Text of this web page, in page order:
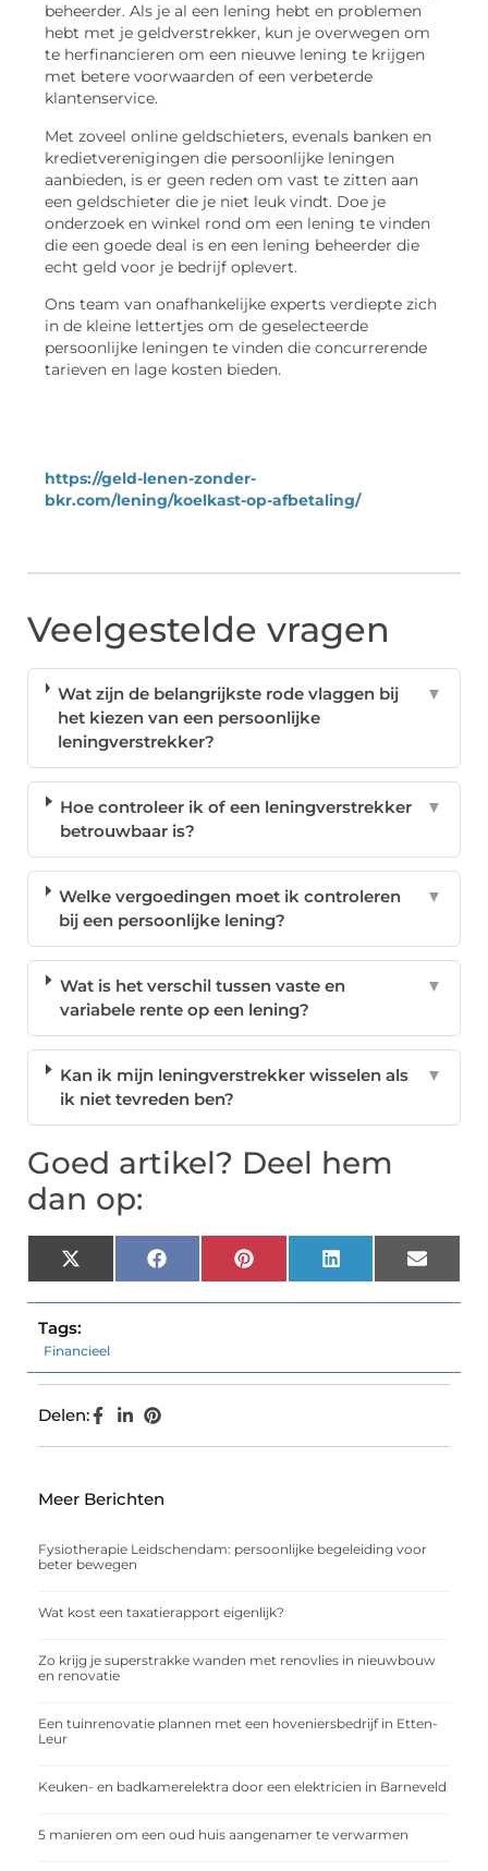
beheerder. Als je al een lening hebt en problemen
hebt met je geldverstrekker, kun je overwegen om
te herfinancieren om een nieuwe lening te krijgen
met betere voorwaarden of een verbeterde
klantenservice.
Met zoveel online geldschieters, evenals banken en
kredietverenigingen die persoonlijke leningen
aanbieden, is er geen reden om vast te zitten aan
een geldschieter die je niet leuk vindt. Doe je
onderzoek en winkel rond om een lening te vinden
die een goede deal is en een lening beheerder die
echt geld voor je bedrijf oplevert.
Ons team van onafhankelijke experts verdiepte zich
in de kleine lettertjes om de geselecteerde
persoonlijke leningen te vinden die concurrerende
tarieven en lage kosten bieden.
https://geld-lenen-zonder-
bkr.com/lening/koelkast-op-afbetaling/
Veelgestelde vragen
Wat zijn de belangrijkste rode vlaggen bij
het kiezen van een persoonlijke
leningverstrekker?
▼
Hoe controleer ik of een leningverstrekker
betrouwbaar is?
▼
Welke vergoedingen moet ik controleren
bij een persoonlijke lening?
▼
Wat is het verschil tussen vaste en
variabele rente op een lening?
▼
Kan ik mijn leningverstrekker wisselen als
ik niet tevreden ben?
▼
Goed artikel? Deel hem
dan op:
X
(Twitter)
FacebookPinterest LinkedIn Email
Tags:
Financieel
Delen:
Meer Berichten
Fysiotherapie Leidschendam: persoonlijke begeleiding voor
beter bewegen
Wat kost een taxatierapport eigenlijk?
Zo krijg je superstrakke wanden met renovlies in nieuwbouw
en renovatie
Een tuinrenovatie plannen met een hoveniersbedrijf in Etten-
Leur
Keuken- en badkamerelektra door een elektricien in Barneveld
5 manieren om een oud huis aangenamer te verwarmen